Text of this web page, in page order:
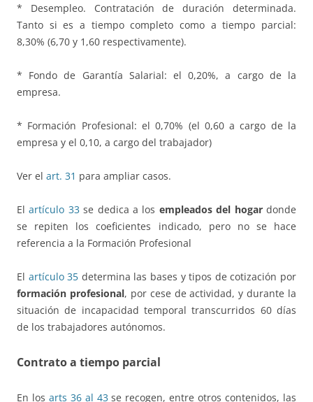
* Desempleo. Contratación de duración determinada.
Tanto si es a tiempo completo como a tiempo parcial:
8,30% (6,70 y 1,60 respectivamente).
* Fondo de Garantía Salarial: el 0,20%, a cargo de la
empresa.
* Formación Profesional: el 0,70% (el 0,60 a cargo de la
empresa y el 0,10, a cargo del trabajador)
Ver el art. 31 para ampliar casos.
Elartículo 33 se dedica a los empleados del hogardonde
se repiten los coeficientes indicado, pero no se hace
referencia a la Formación Profesional
El artículo 35 determina las bases y tipos de cotización por
formación profesional, por cese de actividad, y durante la
situación de incapacidad temporal transcurridos 60 días
de los trabajadores autónomos.
Contrato a tiempo parcial
En los arts 36 al 43 se recogen, entre otros contenidos, las